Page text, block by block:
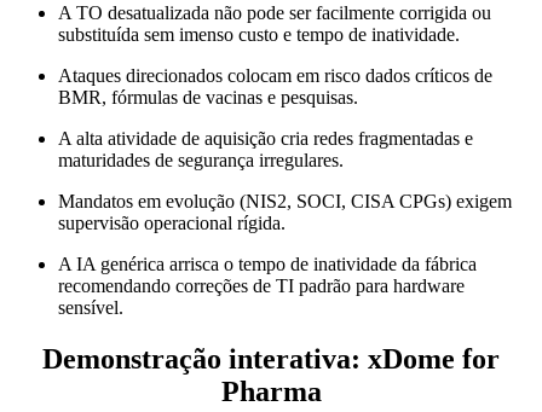
A TO desatualizada não pode ser facilmente corrigida ou
substituída sem imenso custo e tempo de inatividade.
Ataques direcionados colocam em risco dados críticos de
BMR, fórmulas de vacinas e pesquisas.
A alta atividade de aquisição cria redes fragmentadas e
maturidades de segurança irregulares.
Mandatos em evolução (NIS2, SOCI, CISA CPGs) exigem
supervisão operacional rígida.
A IA genérica arrisca o tempo de inatividade da fábrica
recomendando correções de TI padrão para hardware
sensível.
Demonstração interativa: xDome for
Pharma